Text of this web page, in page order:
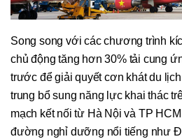
Song song với các chương trình
chủ động tăng hơn 30% tải cung
trước để giải quyết cơn khát du
trung bổ sung năng lực khai thác
mạch kết nối từ Hà Nội và TP
đường nghỉ dưỡng nổi tiếng như